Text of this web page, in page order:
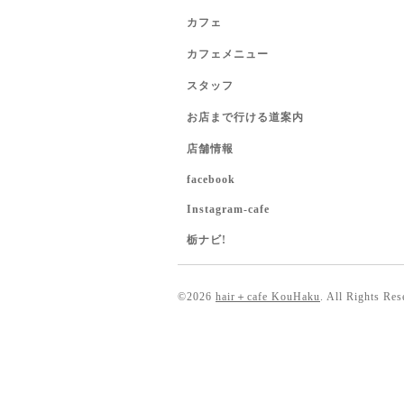
カフェ
カフェメニュー
スタッフ
お店まで行ける道案内
店舗情報
facebook
Instagram-cafe
栃ナビ!
©2026 hair＋cafe KouHaku. All Rights